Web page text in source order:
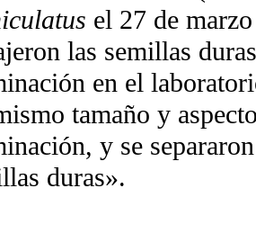
el 27 de
las semillas
en el
tamaño y
y se
duras».